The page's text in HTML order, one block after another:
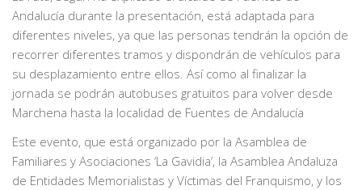
Andalucía durante la presentación, está adaptada para
diferentes niveles, ya que las personas tendrán la opción de
recorrer diferentes tramos y dispondrán de vehículos para
su desplazamiento entre ellos. Así como al finalizar la
jornada se podrán autobuses gratuitos para volver desde
Marchena hasta la localidad de Fuentes de Andalucía
Este evento, que está organizado por la Asamblea de
Familiares y Asociaciones ‘La Gavidia’, la Asamblea Andaluza
de Entidades Memorialistas y Víctimas del Franquismo, y los